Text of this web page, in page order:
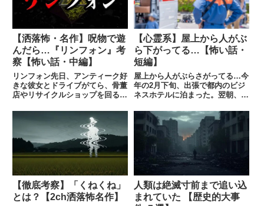
【洒落怖・名作】呪物で遊
んだら…『リンフォン』考
察【怖い話・中編】
リンフォン先日、アンティーク好
きな彼女とドライブがてら、骨董
店やリサイクルショップを回る事
ど好きで、掘り出し物のファミコ
ンソフトや古着などを集めてい
た。買うものは違えどもそのよう
な物が売ってる店は同じなので、
楽...
【心霊系】屋上から人がぶ
ら下がってる…【怖い話・
短編】
屋上から人がぶらさがってる…今
年の2月下旬、出張で都内のビジ
ネスホテルに泊まった。翌朝、同
ンでモーニングを食べていると、
ホテルの前にパトカーが止まり、
警察官が駆け込んでくるのが見え
た。何だろ？と思っている間に
【徹底考察】「くねくね」
とは？【2ch洒落怖名作】
人類は絶滅寸前まで追い込
まれていた 【歴史的大事